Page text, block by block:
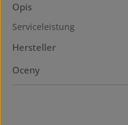
Opis
Serviceleistung
Hersteller
Oceny